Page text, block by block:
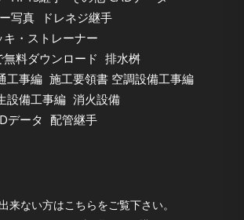
写真
ドレネジ継手
・ストレーナー
料ダウンロード 排水桝
工事編 施工要領書 空調設備工事編
設備工事編 消火設備
データ 配管継手
来ない方はこちらをご覧下さい。